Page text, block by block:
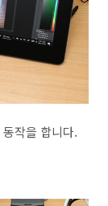
작을 합니다.